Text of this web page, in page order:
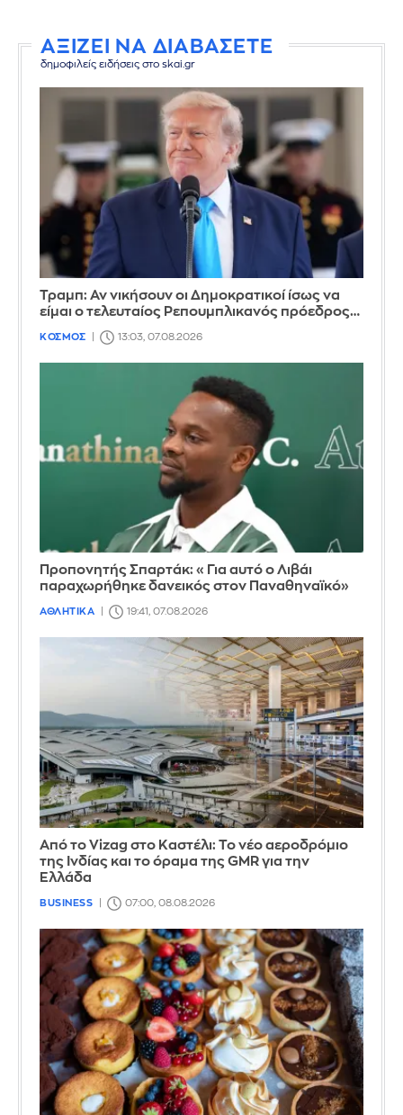
ΑΞΙΖΕΙ ΝΑ ΔΙΑΒΑΣΕΤΕ
δημοφιλείς ειδήσεις στο skai.gr
Τραμπ: Αν νικήσουν οι Δημοκρατικοί ίσως να
είμαι ο τελευταίος Ρεπουμπλικανός πρόεδρος…
ΚΟΣΜΟΣ 13:03, 07.08.2026
Προπονητής Σπαρτάκ: «Για αυτό ο Λιβάι
παραχωρήθηκε δανεικός στον Παναθηναϊκό»
ΑΘΛΗΤΙΚΑ 19:41, 07.08.2026
Από το Vizag στο Καστέλι: Το νέο αεροδρόμιο
της Ινδίας και το όραμα της GMR για την
Ελλάδα
BUSINESS 07:00, 08.08.2026